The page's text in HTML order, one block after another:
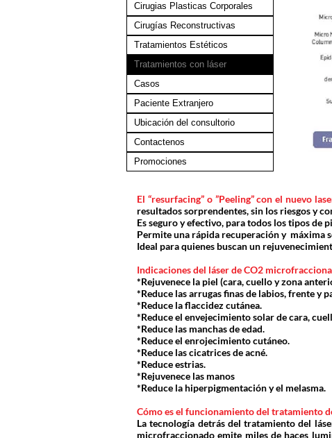
Cirugias Plasticas Corporales
Cirugías Reconstructivas
Tratamientos Estéticos
Tratamientos con láser
Casos
Paciente Extranjero
Ubicación del consultorio
Contactenos
Promociones
El “resurfacing” o ”Peeling” con el nuevo
resultados sorprendentes, sin los riesgos y
Es seguro y efectivo, para todos los tipos de
Permite una rápida recuperación y máxima
Ideal para quienes buscan un
Indicaciones del láser de CO2
*Rejuvenece la piel (cara, cuello y zona
*Reduce las arrugas finas de labios, frente y
*Reduce la flaccidez cutánea.
*Reduce el envejecimiento solar de cara,
*Reduce las manchas de edad.
*Reduce el enrojecimiento cutáneo.
*Reduce las cicatrices de acné.
*Reduce estrias.
*Rejuvenece las manos
*Reduce la hiperpigmentación y el melasma.
Cómo es el funcionamiento del tratamiento
La tecnología detrás del tratamiento del
microfraccionado emite miles de haces